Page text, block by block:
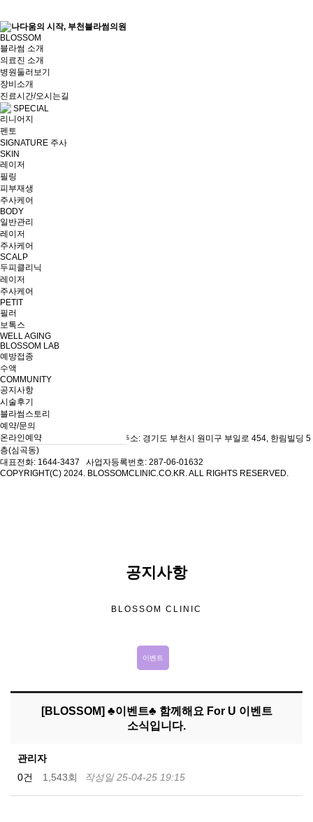
BLOSSOM
블라썸 소개
의료진 소개
병원둘러보기
장비소개
진료시간/오시는길
SPECIAL
리니어지
펜토
SIGNATURE 주사
SKIN
레이저
필링
피부재생
주사케어
BODY
일반관리
레이저
주사케어
SCALP
두피클리닉
레이저
주사케어
PETIT
필러
보톡스
WELL AGING
BLOSSOM LAB
예방접종
수액
COMMUNITY
공지사항
시술후기
블라썸스토리
예약/문의
온라인예약
BLOSSOM
블라썸 소개
의료진 소개
병원둘러보기
장비소개
진료시간/오시는길
SPECIAL
리니어지
펜토
SIGNATURE 주사
SKIN
레이저
필링
피부재생
주사케어
BODY
일반관리
레이저
주사케어
SCALP
두피클리닉
레이저
주사케어
PETIT
필러
보톡스
WELL AGING
BLOSSOM LAB
예방접종
수액
COMMUNITY
공지사항
시술후기
블라썸스토리
예약/문의
온라인예약
부천블라썸의원 대표: 김지현
주소: 경기도 부천시 원미구 부일로 454, 한림빌딩 5
층(심곡동)
대표전화: 1644-3437
사업자등록번호: 287-06-01632
COPYRIGHT(C) 2024. BLOSSOMCLINIC.CO.KR. ALL RIGHTS RESERVED.
공지사항
BLOSSOM CLINIC
이벤트
[BLOSSOM] ♣이벤트♣ 함께해요 For U 이벤트
소식입니다.
관리자
0건
1,543회 작성일 25-04-25 19:15